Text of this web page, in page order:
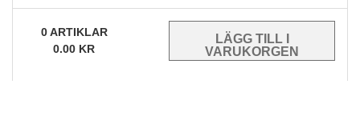
0ARTIKLAR
0.00 KR